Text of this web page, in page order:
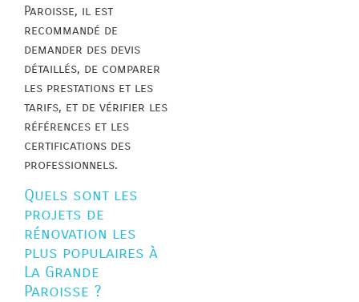
Paroisse, il est
recommandé de
demander des devis
détaillés, de comparer
les prestations et les
tarifs, et de vérifier les
références et les
certifications des
professionnels.
Quels sont les
projets de
rénovation les
plus populaires à
La Grande
Paroisse ?